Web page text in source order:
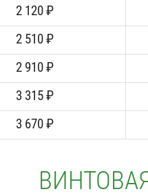
2 120 ₽
2 510 ₽
2 910 ₽
3 315 ₽
3 670 ₽